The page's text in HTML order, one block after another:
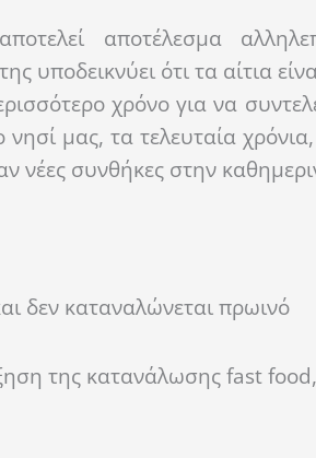
αποτέλεσμα
ότι τα αίτια
χρόνο για να
μας, τα τελευταία
νέες συνθήκες στην
δεν καταναλώνεται πρωινό
της κατανάλωσης fast